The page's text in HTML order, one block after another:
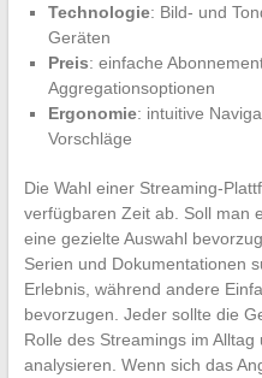
Technologie: Bild- und
Geräten
Preis: einfache
Aggregationsoptionen
Ergonomie: intuitive
Vorschläge
Die Wahl einer Streaming-
verfügbaren Zeit ab. Soll man
eine gezielte Auswahl
Serien und Dokumentationen
Erlebnis, während andere
bevorzugen. Jeder sollte die
Rolle des Streamings im
analysieren. Wenn sich das